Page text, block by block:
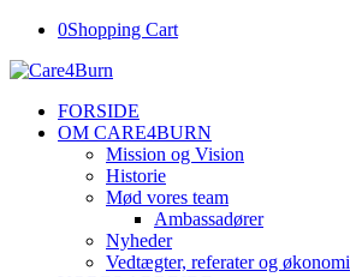
0Shopping Cart
FORSIDE
OM CARE4BURN
Mission og Vision
Historie
Mød vores team
Ambassadører
Nyheder
Vedtægter, referater og økonomi